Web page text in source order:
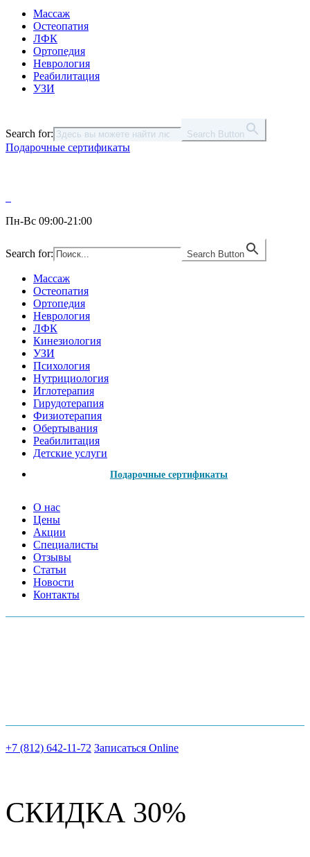
Массаж
Остеопатия
ЛФК
Ортопедия
Неврология
Реабилитация
УЗИ
Search for: Search Button
Подарочные сертификаты
Пн-Вс 09:00-21:00
Search for: Search Button
Массаж
Остеопатия
Ортопедия
Неврология
ЛФК
Кинезиология
УЗИ
Психология
Нутрициология
Иглотерапия
Гирудотерапия
Физиотерапия
Обертывания
Реабилитация
Детские услуги
Подарочные сертификаты
О нас
Цены
Акции
Специалисты
Отзывы
Статьи
Новости
Контакты
+7 (812) 642-11-72 Записаться Online
СКИДКА 30%